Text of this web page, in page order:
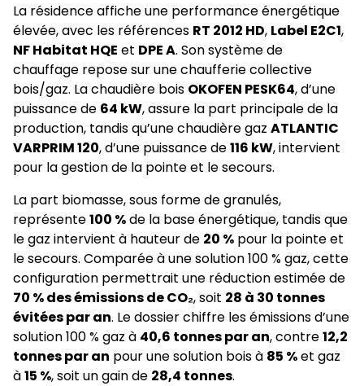
La résidence affiche une performance énergétique
élevée, avec les références RT 2012 HD, Label E2C1,
NF Habitat HQE et DPE A. Son système de
chauffage repose sur une chaufferie collective
bois/gaz. La chaudière bois OKOFEN PESK64, d’une
puissance de 64 kW, assure la part principale de la
production, tandis qu’une chaudière gaz ATLANTIC
VARPRIM 120, d’une puissance de116 kW, intervient
pour la gestion de la pointe et le secours.
La part biomasse, sous forme de granulés,
représente100 %de la base énergétique, tandis que
le gaz intervient à hauteur de 20 % pour la pointe et
le secours. Comparée à une solution 100 % gaz, cette
configuration permettrait une réduction estimée de
70 % des émissions de CO₂, soit 28 à 30 tonnes
évitées par an. Le dossier chiffre les émissions d’une
solution 100 % gaz à 40,6 tonnes par an, contre12,2
tonnes par an pour une solution bois à 85 %et gaz
à15 %, soit un gain de 28,4 tonnes.